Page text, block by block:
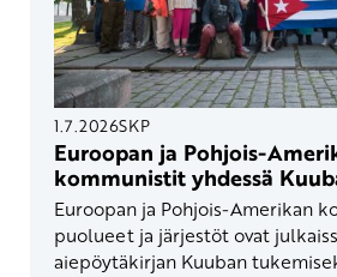
1.7.2026SKP
Euroopan ja Pohjois-
kommunistit yhdessä
Euroopan ja Pohjois-Amerikan
puolueet ja järjestöt ovat
aiepöytäkirjan Kuuban